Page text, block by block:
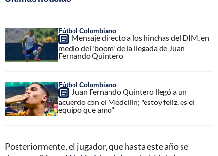
Fútbol Colombiano
Mensaje directo a los hinchas del DIM, en
medio del 'boom' de la llegada de Juan
Fernando Quintero
Fútbol Colombiano
Juan Fernando Quintero llegó a un
acuerdo con el Medellín; "estoy feliz, es el
equipo que amo"
Posteriormente, el jugador, que hasta este año se